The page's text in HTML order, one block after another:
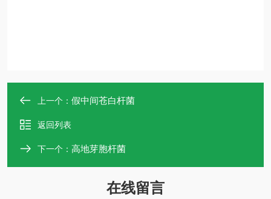
上一个： 假中间苍白杆菌
返回列表
下一个： 高地芽胞杆菌
在线留言